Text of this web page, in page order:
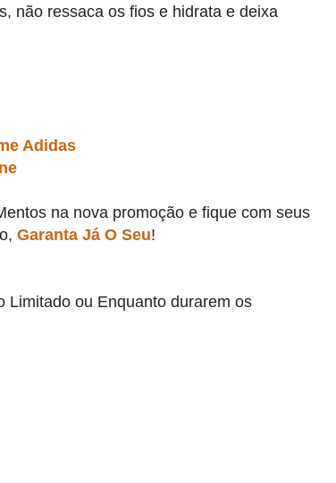
não ressaca os fios e hidrata e deixa
Adidas
na nova promoção e fique com seus
Garanta Já O Seu!
Limitado ou Enquanto durarem os